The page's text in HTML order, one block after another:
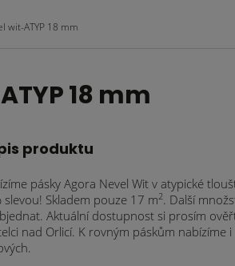
wit-ATYP 18 mm
18 mm
produktu
pásky Agora Nevel Wit v atypické
slevou! Skladem pouze 17 m2. Další
Aktuální dostupnost si prosím
nad Orlicí. K rovným páskům nabízíme